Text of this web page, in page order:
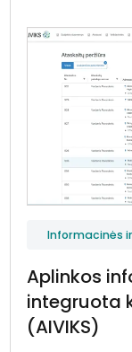
Informacinės
Aplinkos
integruota
(AIVIKS)